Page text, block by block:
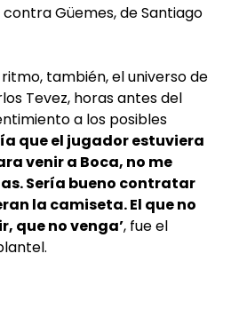
Güemes, de Santiago
también, el universo de
Tevez, horas antes del
a los posibles
que el jugador estuviera
venir a Boca, no me
Sería bueno contratar
la camiseta. El que no
que no venga’, fue el